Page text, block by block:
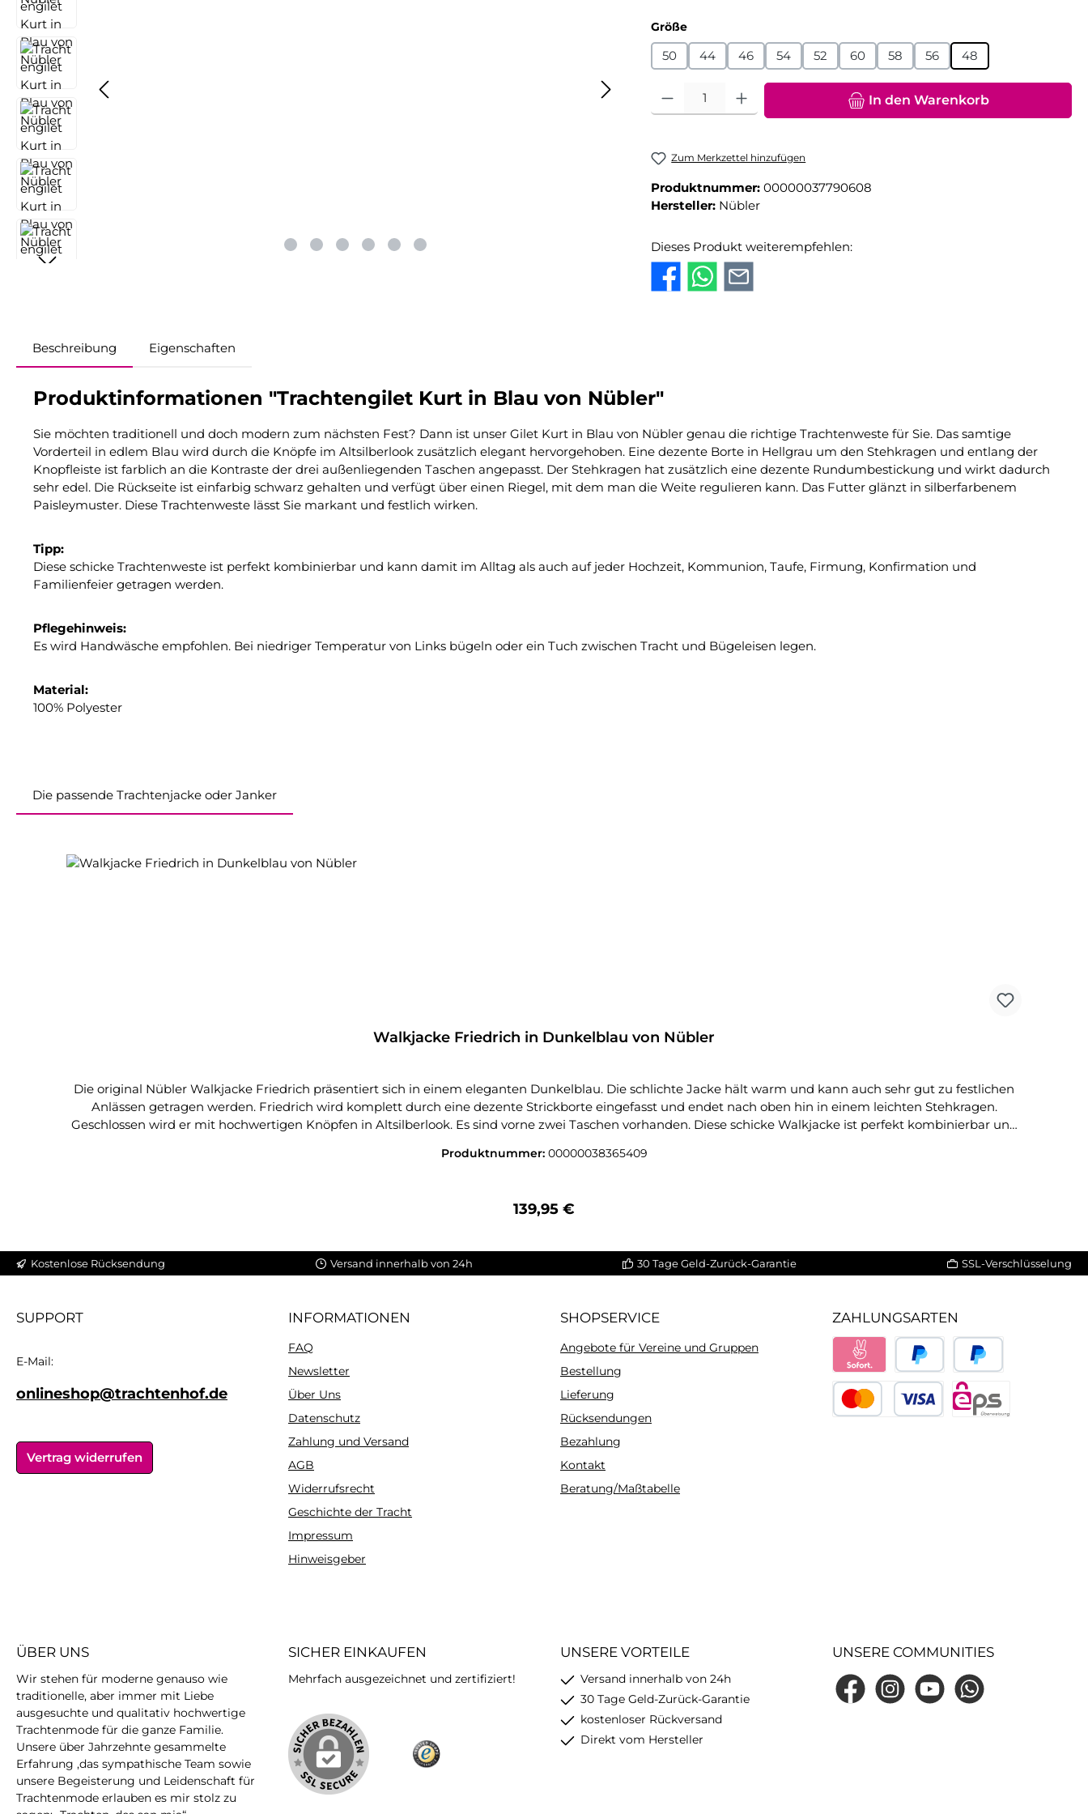
Größeauswählen
50 44 46 54 52 60 58 56 48
Produkt Anzahl: Gib den gewünschten Wert ein oder benutze die
In den Warenkorb
Zum Merkzettel hinzufügen
Produktnummer: 00000037790608
Hersteller: Nübler
Dieses Produkt weiterempfehlen:
Beschreibung Eigenschaften
Produktinformationen "Trachtengilet Kurt in Blau von Nübler"
Sie möchten traditionell und doch modern zum nächsten Fest? Dann ist unser Gilet Kurt in Blau von Nübler genau die richtige Trachtenweste für Sie. Das samtige
Vorderteil in edlem Blau wird durch die Knöpfe im Altsilberlook zusätzlich elegant hervorgehoben. Eine dezente Borte in Hellgrau um den Stehkragen und entlang der
Knopfleiste ist farblich an die Kontraste der drei außenliegenden Taschen angepasst. Der Stehkragen hat zusätzlich eine dezente Rundumbestickung und wirkt dadurch
sehr edel. Die Rückseite ist einfarbig schwarz gehalten und verfügt über einen Riegel, mit dem man die Weite regulieren kann. Das Futter glänzt in silberfarbenem
Paisleymuster. Diese Trachtenweste lässt Sie markant und festlich wirken.
Tipp:
Diese schicke Trachtenweste ist perfekt kombinierbar und kann damit im Alltag als auch auf jeder Hochzeit, Kommunion, Taufe, Firmung, Konfirmation und
Familienfeier getragen werden.
Pflegehinweis:
Es wird Handwäsche empfohlen. Bei niedriger Temperatur von Links bügeln oder ein Tuch zwischen Tracht und Bügeleisen legen.
Material:
100% Polyester
Die passende Trachtenjacke oder Janker
Walkjacke Friedrich in Dunkelblau von Nübler
Die original Nübler Walkjacke Friedrich präsentiert sich in einem eleganten Dunkelblau. Die schlichte Jacke hält warm und kann auch sehr gut zu festlichen
Anlässen getragen werden. Friedrich wird komplett durch eine dezente Strickborte eingefasst und endet nach oben hin in einem leichten Stehkragen.
Geschlossen wird er mit hochwertigen Knöpfen in Altsilberlook. Es sind vorne zwei Taschen vorhanden. Diese schicke Walkjacke ist perfekt kombinierbar und
Jacke mit einer lässigen Trachtenjeans. Pflegehinweise:Reinigung empfohlen, bei geringer Hitze bügeln Material:100% Wolle
Produktnummer: 00000038365409
Regulärer Preis:
139,95 €
Kostenlose Rücksendung Versand innerhalb von 24h 30 Tage Geld-Zurück-Garantie SSL-Verschlüsselung
SUPPORT
E-Mail:
onlineshop@trachtenhof.de
Vertrag widerrufen
INFORMATIONEN
FAQ
Newsletter
Über Uns
Datenschutz
Zahlung und Versand
AGB
Widerrufsrecht
Geschichte der Tracht
Impressum
Hinweisgeber
SHOPSERVICE
Angebote für Vereine und Gruppen
Bestellung
Lieferung
Rücksendungen
Bezahlung
Kontakt
Beratung/Maßtabelle
ZAHLUNGSARTEN
PayPal Später bezahlen
Sofort
ÜBER UNS
Wir stehen für moderne genauso wie
traditionelle, aber immer mit Liebe
ausgesuchte und qualitativ hochwertige
Trachtenmode für die ganze Familie.
Unsere über Jahrzehnte gesammelte
Erfahrung ,das sympathische Team sowie
unsere Begeisterung und Leidenschaft für
Trachtenmode erlauben es mir stolz zu
SICHER EINKAUFEN
Mehrfach ausgezeichnet und zertifiziert!
UNSERE VORTEILE
Versand innerhalb von 24h
30 Tage Geld-Zurück-Garantie
kostenloser Rückversand
Direkt vom Hersteller
UNSERE COMMUNITIES
FacebookInstagramYouTubeWhatsApp